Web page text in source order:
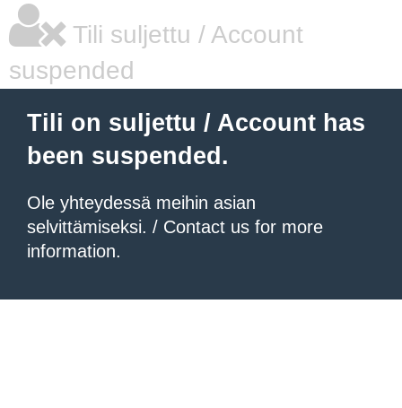
Tili suljettu / Account
suspended
Tili on suljettu / Account has
been suspended.
Ole yhteydessä meihin asian
selvittämiseksi. / Contact us for more
information.